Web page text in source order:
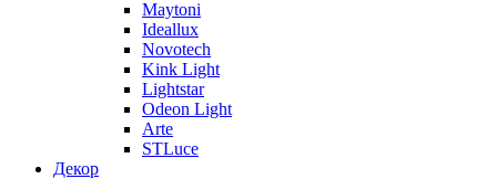
Maytoni
Ideallux
Novotech
Kink Light
Lightstar
Odeon Light
Arte
STLuce
Декор